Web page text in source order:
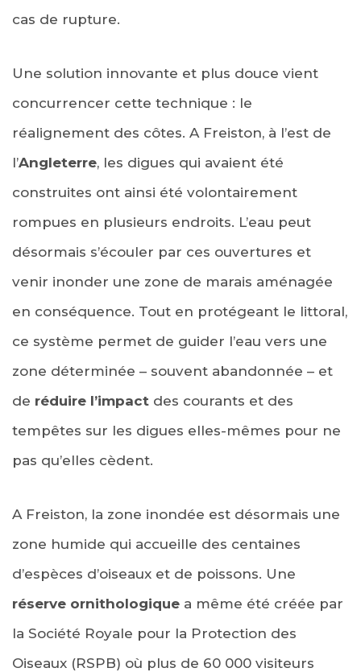
cas de rupture.
Une solution innovante et plus douce vient
concurrencer cette technique : le
réalignement des côtes. A Freiston, à l’est de
l’Angleterre, les digues qui avaient été
construites ont ainsi été volontairement
rompues en plusieurs endroits. L’eau peut
désormais s’écouler par ces ouvertures et
venir inonder une zone de marais aménagée
en conséquence. Tout en protégeant le littoral,
ce système permet de guider l’eau vers une
zone déterminée – souvent abandonnée – et
de réduire l’impact des courants et des
tempêtes sur les digues elles-mêmes pour ne
pas qu’elles cèdent.
A Freiston, la zone inondée est désormais une
zone humide qui accueille des centaines
d’espèces d’oiseaux et de poissons. Une
réserve ornithologique a même été créée par
la Société Royale pour la Protection des
Oiseaux (RSPB) où plus de 60 000 visiteurs